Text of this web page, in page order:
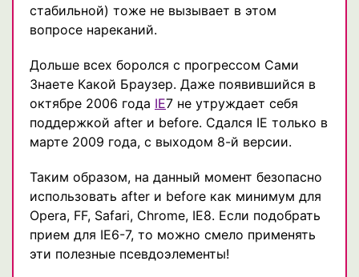
стабильной) тоже не вызывает в этом
вопросе нареканий.
Дольше всех боролся с прогрессом Сами
Знаете Какой Браузер. Даже появившийся в
октябре 2006 года IE7 не утруждает себя
поддержкой after и before. Сдался IE только в
марте 2009 года, с выходом 8-й версии.
Таким образом, на данный момент безопасно
использовать after и before как минимум для
Opera, FF, Safari, Chrome, IE8. Если подобрать
прием для IE6-7, то можно смело применять
эти полезные псевдоэлементы!